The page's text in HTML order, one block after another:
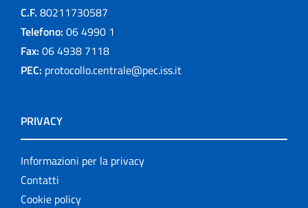
C.F. 80211730587
Telefono: 06 4990 1
Fax: 06 4938 7118
PEC: protocollo.centrale@pec.iss.it
PRIVACY
Informazioni per la privacy
Contatti
Cookie policy